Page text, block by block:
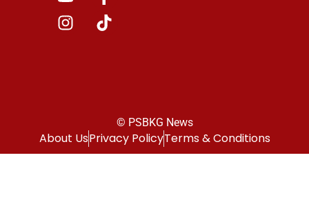
© PSBKG News
About UsPrivacy PolicyTerms & Conditions